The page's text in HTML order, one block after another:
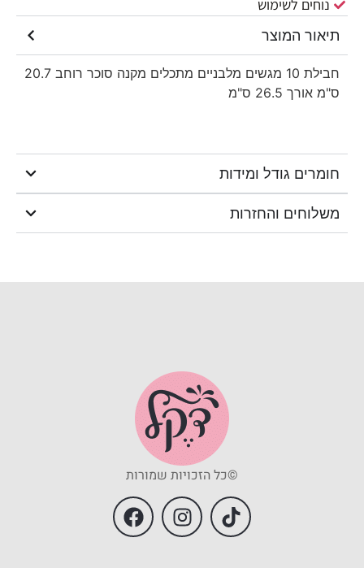
נוחים לשימוש
תיאור המוצר
חבילת 10 מגשים מלבניים מתכלים מקנה סוכר רוחב 20.7
ס"מ אורך 26.5 ס"מ
חומרים גודל ומידות
משלוחים והחזרות
©כל הזכויות שמורות